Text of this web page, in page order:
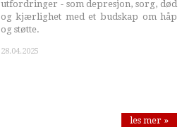
utfordringer - som depresjon, sorg, død
og kjærlighet med et budskap om håp
og støtte.
28.04.2025
les mer »